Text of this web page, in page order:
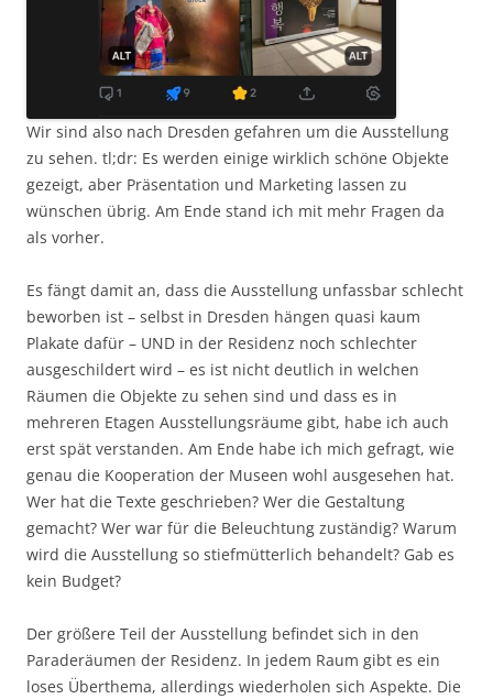
Wir sind also nach Dresden gefahren um die Ausstellung
zu sehen. tl;dr: Es werden einige wirklich schöne Objekte
gezeigt, aber Präsentation und Marketing lassen zu
wünschen übrig. Am Ende stand ich mit mehr Fragen da
als vorher.
Es fängt damit an, dass die Ausstellung unfassbar schlecht
beworben ist – selbst in Dresden hängen quasi kaum
Plakate dafür – UND in der Residenz noch schlechter
ausgeschildert wird – es ist nicht deutlich in welchen
Räumen die Objekte zu sehen sind und dass es in
mehreren Etagen Ausstellungsräume gibt, habe ich auch
erst spät verstanden. Am Ende habe ich mich gefragt, wie
genau die Kooperation der Museen wohl ausgesehen hat.
Wer hat die Texte geschrieben? Wer die Gestaltung
gemacht? Wer war für die Beleuchtung zuständig? Warum
wird die Ausstellung so stiefmütterlich behandelt? Gab es
kein Budget?
Der größere Teil der Ausstellung befindet sich in den
Paraderäumen der Residenz. In jedem Raum gibt es ein
loses Überthema, allerdings wiederholen sich Aspekte. Die